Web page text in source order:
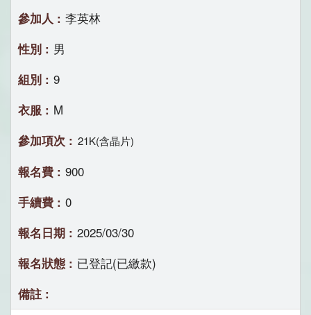
李英林
男
9
M
21K(含晶片)
900
0
2025/03/30
已登記(已繳款)